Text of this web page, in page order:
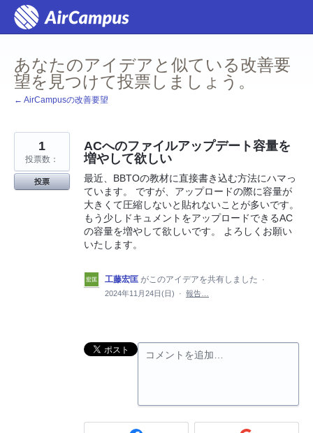
コ
ン
テ
へ
ス
キ
プ
あなたのアイデアと似ている改善要
望を見つけて投票しましょう。
← AirCampusの改善要望
ACへのファイルアップデート容量を
増やして欲しい
最近、BBTOの教材に直接書き込む方法にハマっ
ています。 ですが、アップロードの際に容量が
大きくて圧縮しないと貼れないことが多いです。
もう少しドキュメントをアップロードできるAC
の容量を増やして欲しいです。 よろしくお願い
いたします。
1
投票数：
投票
工藤宏匡 がこのアイデアを共有しました
·
2024年11月24日(日)
· 報告…
コメントを追加…